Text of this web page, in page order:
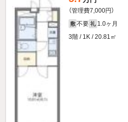
（管理費7,000円）
敷 不要 礼 1.0ヶ月
3階 / 1K / 20.81㎡